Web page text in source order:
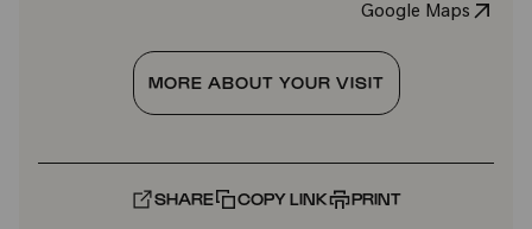
Google Maps
MORE ABOUT YOUR VISIT
SHARE COPY LINK PRINT